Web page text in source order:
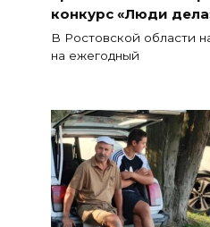
конкурс «Люди
В Ростовской области
на ежегодный